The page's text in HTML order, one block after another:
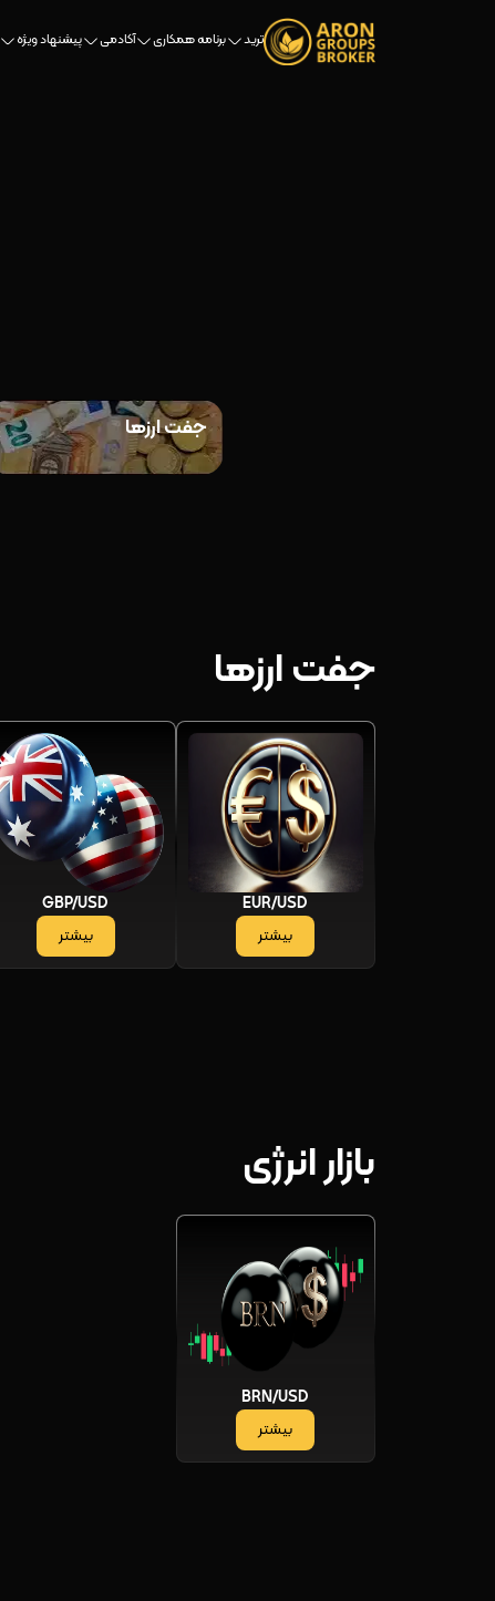
ترید برنامه همکاری آکادمی پیشنهاد ویژه
جفت ارزها
جفت ارزها
EUR/USD
بیشتر
GBP/USD
بیشتر
بازار انرژی
BRN/USD
بیشتر